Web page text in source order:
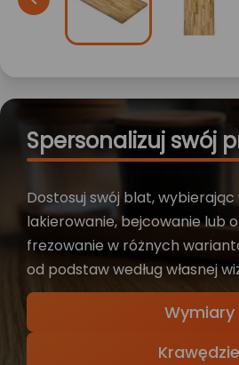
Spersonalizuj swój
Dostosuj swój blat,
lakierowanie, bejcowanie lub
frezowanie w różnych
od podstaw według własnej
Wymiary
Krawędzie